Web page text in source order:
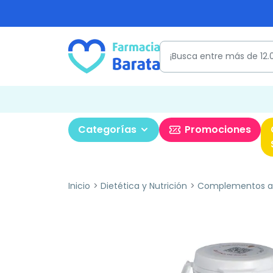
Categorías Promociones
Inicio Dietética y Nutrición Complementos